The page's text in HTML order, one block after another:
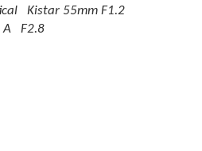
Kistar 55mm F1.2
A F2.8